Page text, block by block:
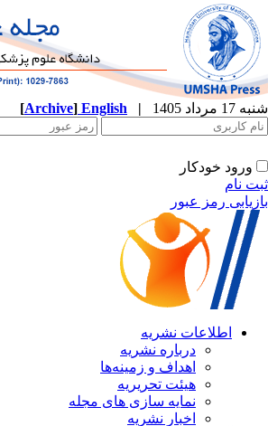
شنبه 17 مرداد 1405 |
English
[Archive]
ورود خودکار
ثبت نام
بازیابی رمز عبور
اطلاعات نشریه
درباره نشریه
اهداف و زمینه‌ها
هیئت تحریریه
نمایه سازی های مجله
اخبار نشریه